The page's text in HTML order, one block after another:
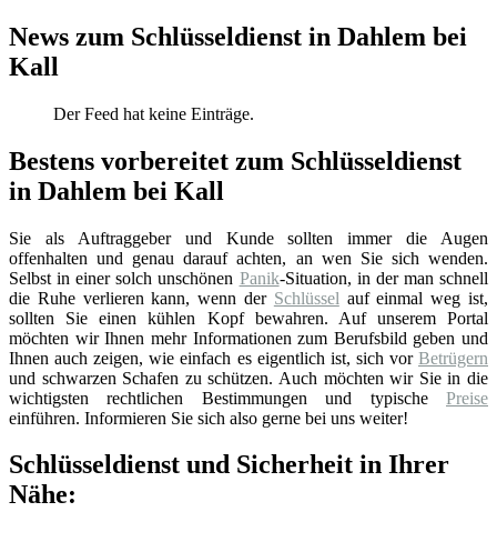
News zum Schlüsseldienst in Dahlem bei
Kall
Der Feed hat keine Einträge.
Bestens vorbereitet zum Schlüsseldienst
in Dahlem bei Kall
Sie als Auftraggeber und Kunde sollten immer die Augen
offenhalten und genau darauf achten, an wen Sie sich wenden.
Selbst in einer solch unschönen Panik-Situation, in der man schnell
die Ruhe verlieren kann, wenn der Schlüssel auf einmal weg ist,
sollten Sie einen kühlen Kopf bewahren. Auf unserem Portal
möchten wir Ihnen mehr Informationen zum Berufsbild geben und
Ihnen auch zeigen, wie einfach es eigentlich ist, sich vor Betrügern
und schwarzen Schafen zu schützen. Auch möchten wir Sie in die
wichtigsten rechtlichen Bestimmungen und typische Preise
einführen. Informieren Sie sich also gerne bei uns weiter!
Schlüsseldienst und Sicherheit in Ihrer
Nähe: